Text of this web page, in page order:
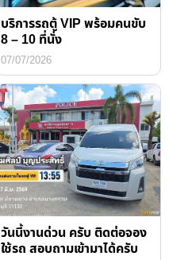
บริการรถตู้ VIP พร้อมคนขับ
8 – 10 ที่นั่ง
07/07/2026
วันนี้งานด่วน ครับ ติดต่อจอง
ใช้รถ สอบถามเข้ามาได้ครับ